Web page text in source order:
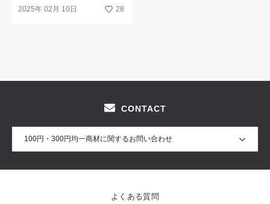
100均に新登場！
2025年 02月 10日 28
CONTACT
100円・300円均一商材に関するお問い合わせ
よくある質問